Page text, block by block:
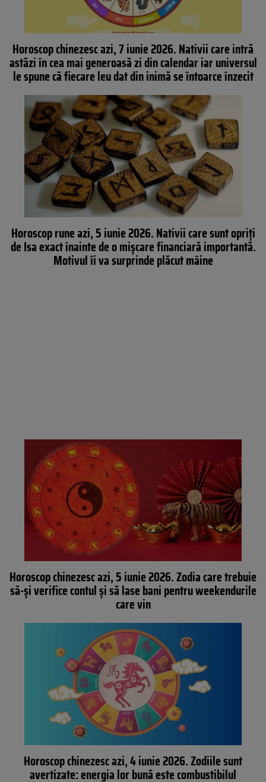
Horoscop chinezesc azi, 7 iunie 2026. Nativii care intră
astăzi în cea mai generoasă zi din calendar iar universul
le spune că fiecare leu dat din inimă se întoarce înzecit
Horoscop rune azi, 5 iunie 2026. Nativii care sunt opriți
de Isa exact înainte de o mișcare financiară importantă.
Motivul îi va surprinde plăcut mâine
Horoscop chinezesc azi, 5 iunie 2026. Zodia care trebuie
să-și verifice contul și să lase bani pentru weekendurile
care vin
Horoscop chinezesc azi, 4 iunie 2026. Zodiile sunt
avertizate: energia lor bună este combustibilul